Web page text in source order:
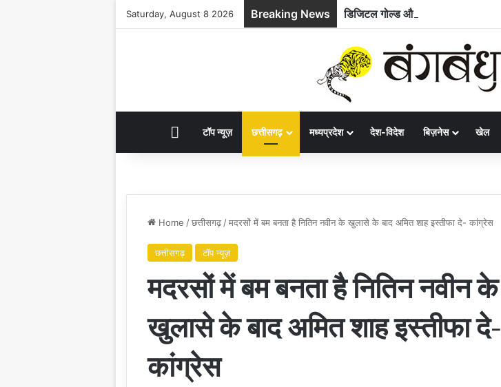
Saturday, August 8 2026 Breaking News
HOMEटॉप न्यूज़ छत्तीसगढ़ मध्यप्रदेश देश-विदेश बिज़नेस खेल
Home /छत्तीसगढ़ /मदरसों में बम बनता है नितिन नवीन के खुलासे के बाद अमित शाह इस्तीफा दे- कांग्रेस
छत्तीसगढ़ टॉप न्यूज़
मदरसों में बम बनता है नितिन नवीन के
खुलासे के बाद अमित शाह इस्तीफा दे-
कांग्रेस